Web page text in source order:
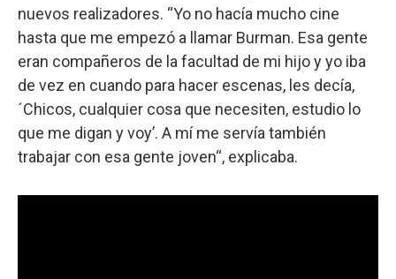
nuevos realizadores. “Yo no hacía mucho cine
hasta que me empezó a llamar Burman. Esa gente
eran compañeros de la facultad de mi hijo y yo iba
de vez en cuando para hacer escenas, les decía,
´Chicos, cualquier cosa que necesiten, estudio lo
que me digan y voy’. A mí me servía también
trabajar con esa gente joven“, explicaba.